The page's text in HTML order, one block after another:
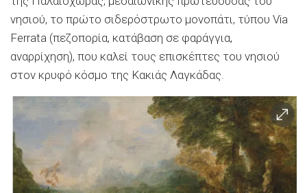
νησιού, το πρώτο σιδερόστρωτο μονοπάτι, τύπου Via
Ferrata (πεζοπορία, κατάβαση σε φαράγγια,
αναρρίχηση), που καλεί τους επισκέπτες του νησιού
στον κρυφό κόσμο της Κακιάς Λαγκάδας.